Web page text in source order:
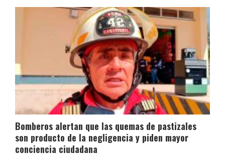
Bomberos alertan que las quemas de pastizales
son producto de la negligencia y piden mayor
conciencia ciudadana